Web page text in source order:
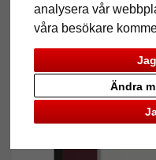
analysera vår
våra besökare
Ändra